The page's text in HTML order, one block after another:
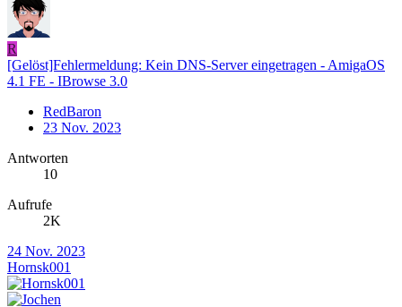
R
[Gelöst]Fehlermeldung: Kein DNS-Server eingetragen - AmigaOS
4.1 FE - IBrowse 3.0
RedBaron
23 Nov. 2023
Antworten
10
Aufrufe
2K
24 Nov. 2023
Hornsk001